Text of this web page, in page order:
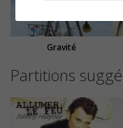
Gravité
Partitions